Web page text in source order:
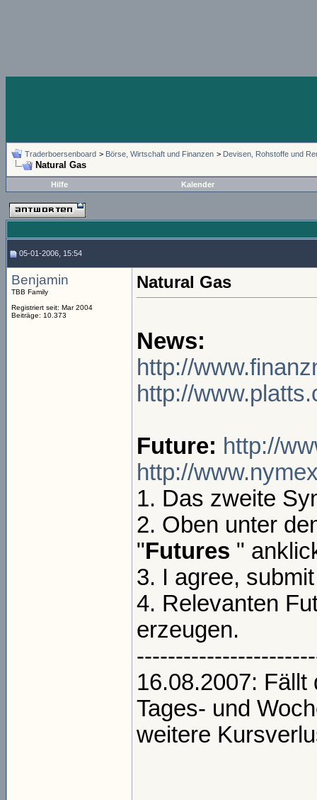
Traderboersenboard > Börse, Wirtschaft und Finanzen > Devisen, Rohstoffe und
Natural Gas
Hilfe Kalender
05-01-2006, 15:54
Benjamin
TBB Family
Registriert seit: Mar 2004
Beiträge: 10.373
Natural Gas
News:
http://
http://
Future: http://
http://
1. Das zweite
2. Oben unter
"Futures "
3. I agree, submit
4. Relevanten
erzeugen.
16.08.2007:
Tages- und
weitere